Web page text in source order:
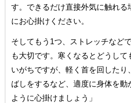
す。できるだけ直接外気に触れる
にお心掛けください。
そしてもう1つ、ストレッチなど
も大切です。寒くなるとどうして
いがちですが、軽く首を回したり
ばしをするなど、適度に身体を動
ように心掛けましょう」